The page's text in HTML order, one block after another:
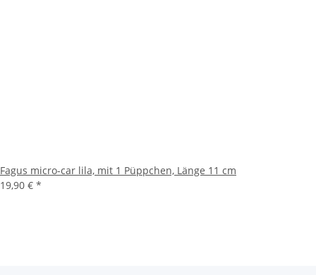
Fagus micro-car lila, mit 1 Püppchen, Länge 11 cm
19,90 € *